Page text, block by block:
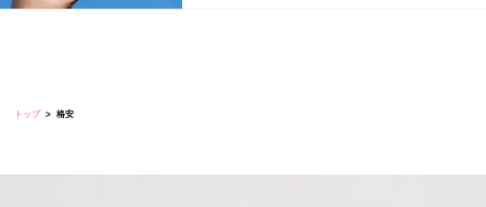
トップ 格安